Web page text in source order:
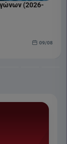
(2026-
09/08